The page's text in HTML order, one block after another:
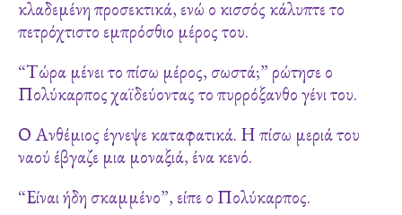
κλαδεμένη προσεκτικά, ενώ ο κισσός κάλυπτε το
πετρόχτιστο εμπρόσθιο μέρος του.
“Τώρα μένει το πίσω μέρος, σωστά;” ρώτησε ο
Πολύκαρπος χαϊδεύοντας το πυρρόξανθο γένι του.
Ο Ανθέμιος έγνεψε καταφατικά. Η πίσω μεριά του
ναού έβγαζε μια μοναξιά, ένα κενό.
“Είναι ήδη σκαμμένο”, είπε ο Πολύκαρπος.